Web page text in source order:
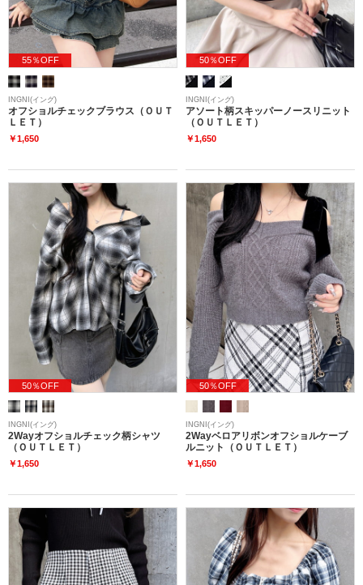
55％OFF
INGNI(イング)
オフショルチェックブラウス（ＯＵＴ
ＬＥＴ）
￥1,650
50％OFF
INGNI(イング)
アソート柄スキッパーノースリニット
（ＯＵＴＬＥＴ）
￥1,650
50％OFF
INGNI(イング)
2Wayオフショルチェック柄シャツ
（ＯＵＴＬＥＴ）
￥1,650
50％OFF
INGNI(イング)
2Wayベロアリボンオフショルケーブ
ルニット（ＯＵＴＬＥＴ）
￥1,650